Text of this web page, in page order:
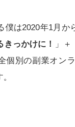
僕は2020年1月か
っかけに！
」＋
個別の副業オン